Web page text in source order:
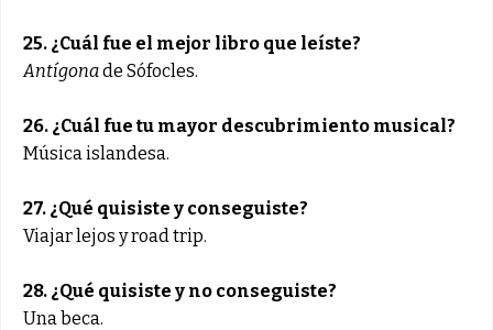
25. ¿Cuál fue el mejor libro que leíste?
Antígonade Sófocles.
26. ¿Cuál fue tu mayor descubrimiento musical?
Música islandesa.
27. ¿Qué quisiste y conseguiste?
Viajar lejos y road trip.
28. ¿Qué quisiste y no conseguiste?
Una beca.